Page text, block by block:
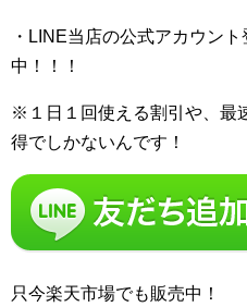
・LINE当店の公式アカウン
中！！！
※１日１回使える割引や、最
得でしかないんです！
只今楽天市場でも販売中！